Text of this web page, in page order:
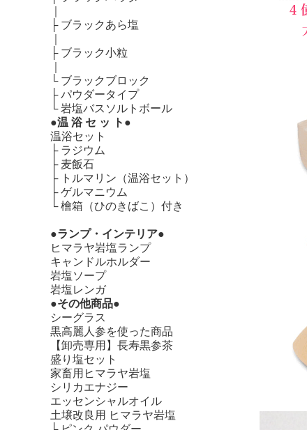
├ ブラックあら塩
├ ブラック小粒
└ ブラックブロック
├パウダータイプ
└岩塩バスソルトボール
●温 浴 セ ッ ト●
温浴セット
├ ラジウム
├ 麦飯石
├ トルマリン（温浴セット）
├ゲルマニウム
└檜箱（ひのきばこ）付き
●ランプ・インテリア●
ヒマラヤ岩塩ランプ
キャンドルホルダー
岩塩ソープ
岩塩レンガ
●その他商品●
シーグラス
黒高麗人参を使った商品
【卸売専用】長寿黒参茶
盛り塩セット
家畜用ヒマラヤ岩塩
シリカエナジー
エッセンシャルオイル
土壌改良用 ヒマラヤ岩塩